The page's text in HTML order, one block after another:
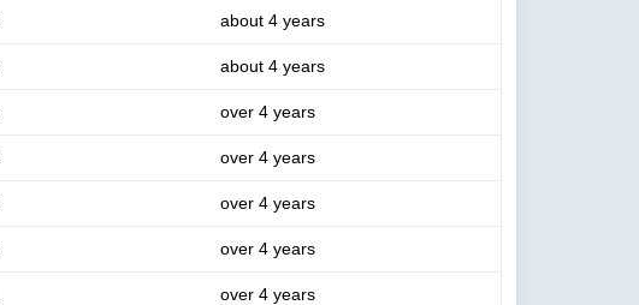
about 4 years
about 4 years
over 4 years
over 4 years
over 4 years
over 4 years
over 4 years